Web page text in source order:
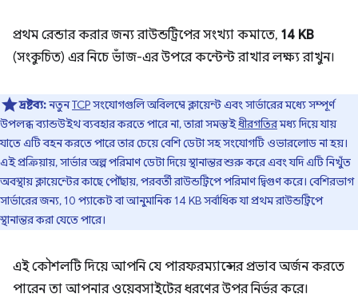
প্রথম রেন্ডার করার জন্য রাউন্ডট্রিপের সংখ্যা কমাতে, 14 KB
(সংকুচিত) এর নিচে ভাঁজ-এর উপরে কন্টেন্ট রাখার লক্ষ্য রাখুন।
দ্রষ্টব্য:নতুনTCPসংযোগগুলি অবিলম্বে ক্লায়েন্ট এবং সার্ভারের মধ্যে সম্পূর্ণ
উপলব্ধ ব্যান্ডউইথ ব্যবহার করতে পারে না, তারা সমস্তইধীরগতিরমধ্য দিয়ে যায়
যাতে এটি বহন করতে পারে তার চেয়ে বেশি ডেটা সহ সংযোগটি ওভারলোড না হয়।
এই প্রক্রিয়ায়, সার্ভার অল্প পরিমাণ ডেটা দিয়ে স্থানান্তর শুরু করে এবং যদি এটি নিখুঁত
অবস্থায় ক্লায়েন্টের কাছে পৌঁছায়, পরবর্তী রাউন্ডট্রিপে পরিমাণ দ্বিগুণ করে। বেশিরভাগ
সার্ভারের জন্য, 10 প্যাকেট বা আনুমানিক 14 KB সর্বাধিক যা প্রথম রাউন্ডট্রিপে
স্থানান্তর করা যেতে পারে।
এই কৌশলটি দিয়ে আপনি যে পারফরম্যান্সের প্রভাব অর্জন করতে
পারেন তা আপনার ওয়েবসাইটের ধরণের উপর নির্ভর করে।